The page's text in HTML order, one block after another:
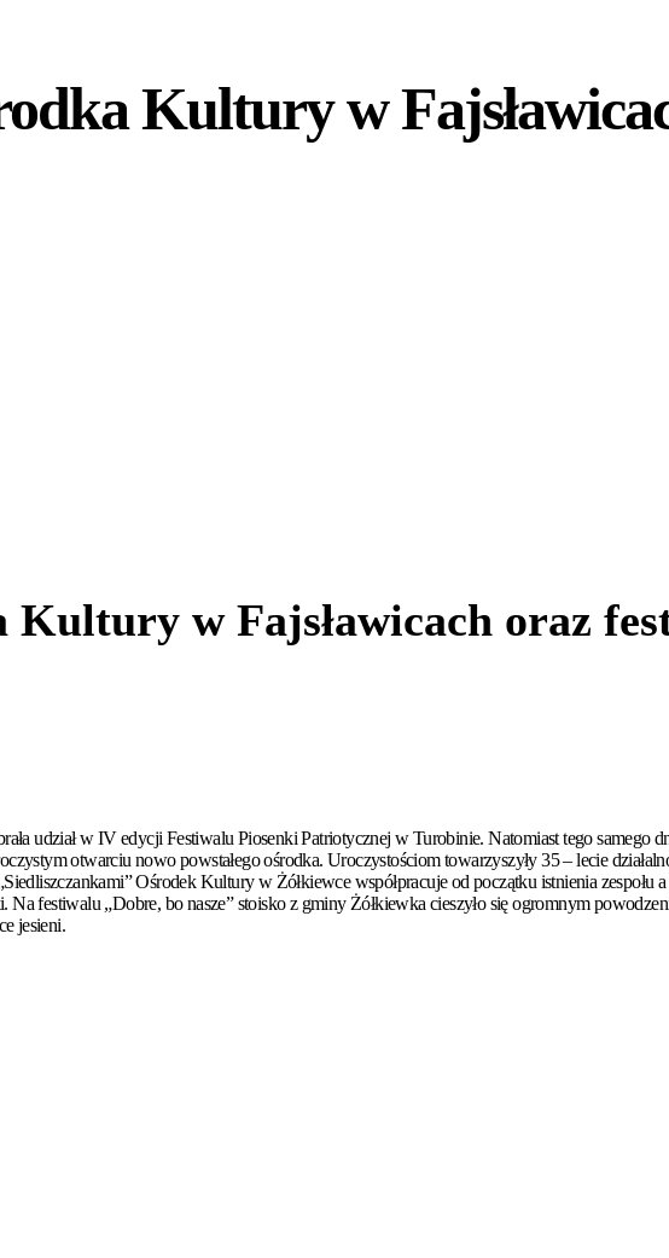
Kultury w
w Fajsławicach oraz
udział w IV edycji Festiwalu Piosenki Patriotycznej w Turobinie. Natomiast tego samego
otwarciu nowo powstałego ośrodka. Uroczystościom towarzyszyły 35 – lecie
Ośrodek Kultury w Żółkiewce współpracuje od początku istnienia
festiwalu „Dobre, bo nasze” stoisko z gminy Żółkiewka cieszyło się ogromnym
jesieni.